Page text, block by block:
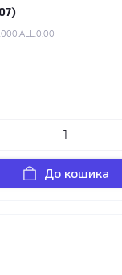
До кошика